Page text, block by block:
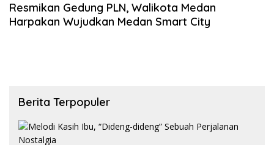
Resmikan Gedung PLN, Walikota Medan
Harpakan Wujudkan Medan Smart City
Berita Terpopuler